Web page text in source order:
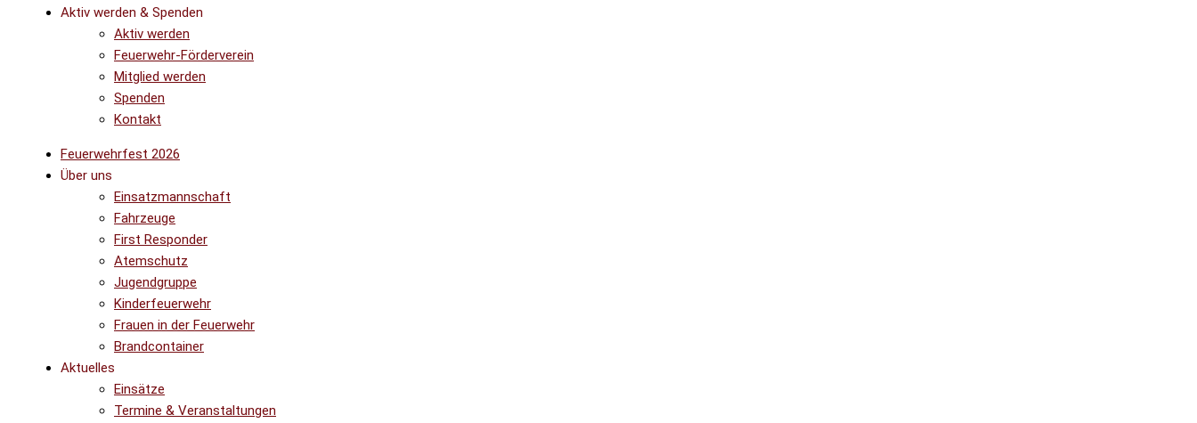
Aktiv werden & Spenden
Aktiv werden
Feuerwehr-Förderverein
Mitglied werden
Spenden
Kontakt
Feuerwehrfest 2026
Über uns
Einsatzmannschaft
Fahrzeuge
First Responder
Atemschutz
Jugendgruppe
Kinderfeuerwehr
Frauen in der Feuerwehr
Brandcontainer
Aktuelles
Einsätze
Termine & Veranstaltungen